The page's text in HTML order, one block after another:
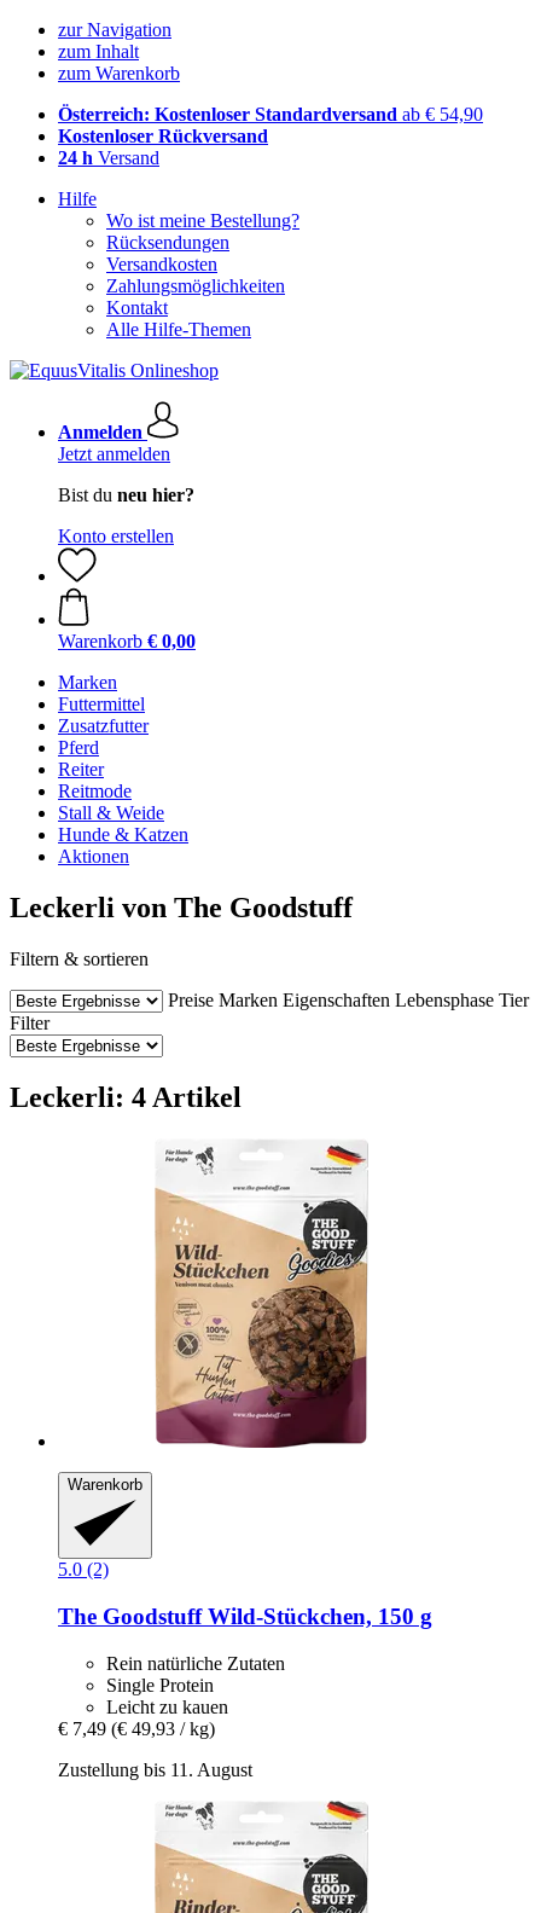
zur Navigation
zum Inhalt
zum Warenkorb
Österreich: Kostenloser Standardversand ab € 54,90
Kostenloser Rückversand
24 h Versand
Hilfe
Wo ist meine Bestellung?
Rücksendungen
Versandkosten
Zahlungsmöglichkeiten
Kontakt
Alle Hilfe-Themen
Anmelden
Jetzt anmelden
Bist du neu hier?
Konto erstellen
Warenkorb € 0,00
Marken
Futtermittel
Zusatzfutter
Pferd
Reiter
Reitmode
Stall & Weide
Hunde & Katzen
Aktionen
Leckerli von The Goodstuff
Filtern & sortieren
Preise Marken Eigenschaften Lebensphase Tier
Filter
Leckerli: 4 Artikel
Warenkorb
5.0 (2)
The GoodstuffWild-​Stückchen, 150 g
Rein natürliche Zutaten
Single Protein
Leicht zu kauen
€ 7,49 (€ 49,93 / kg)
Zustellung bis 11. August